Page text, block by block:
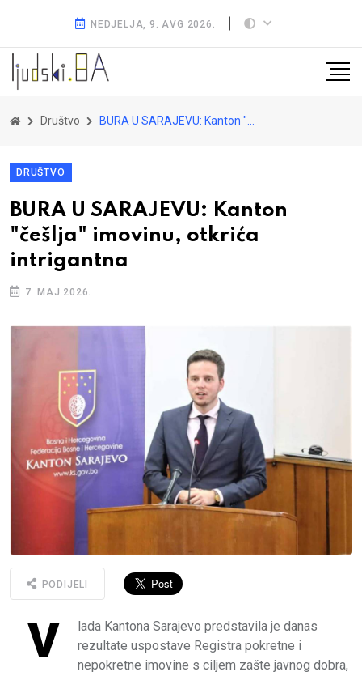
NEDJELJA, 9. AVG 2026.
Društvo BURA U SARAJEVU: Kanton "češlja" imovinu, otkrića intrigantna
DRUŠTVO
BURA U SARAJEVU: Kanton
"češlja" imovinu, otkrića
intrigantna
7. MAJ 2026.
PODIJELI
V
lada Kantona Sarajevo predstavila je danas
rezultate uspostave Registra pokretne i
nepokretne imovine s ciljem zašte javnog dobra,